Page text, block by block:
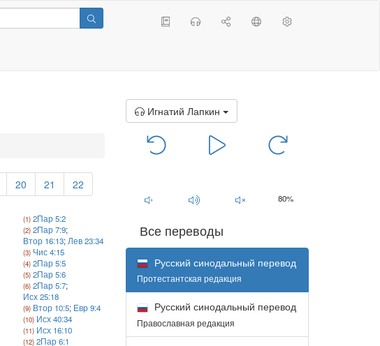
20 21 22
2Пар 5:2
2Пар 7:9;
Втор 16:13; Лев 23:34
Чис 4:15
2Пар 5:5
2Пар 5:6
2Пар 5:7;
Исх 25:18
Втор 10:5; Евр 9:4
Исх 40:34
Исх 16:10
2Пар 6:1
Игнатий Лапкин
80%
Все переводы
Русский синодальный перевод
Протестантская редакция
Русский синодальный перевод
Православная редакция